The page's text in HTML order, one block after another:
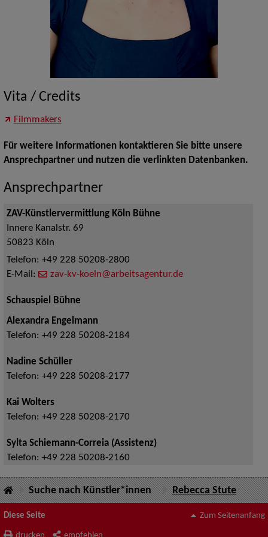
Vita / Credits
Filmmakers
Für weitere Informationen kontaktieren Sie bitte unsere
Ansprechpartner und nutzen die verlinkten Datenbanken.
Ansprechpartner
ZAV-Künstlervermittlung Köln Bühne
Innere Kanalstr. 69
50823 Köln
Telefon: +49 228 50208-2800
E-Mail:
zav-kv-koeln@arbeitsagentur.de
Schauspiel Bühne
Alexandra Engelmann
Telefon: +49 228 50208-2184
Nadine Schüller
Telefon: +49 228 50208-2177
Kai Wolters
Telefon: +49 228 50208-2170
Sylta Schiemann-Correia (Assistenz)
Telefon: +49 228 50208-2160
Suche nach Künstler*innen Rebecca Stute
Diese Seite Zum Seitenanfang